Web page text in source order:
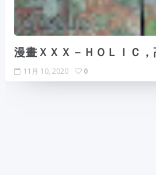
漫畫ＸＸＸ－ＨＯＬＩＣ
11月 10, 2020 0